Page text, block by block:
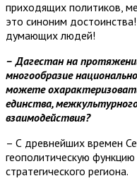
приходящих политиков,
это синоним
думающих людей!
– Дагестан на
многообразие
можете
единства,
взаимодействия?
– С древнейших времен
геополитическую
стратегического региона.